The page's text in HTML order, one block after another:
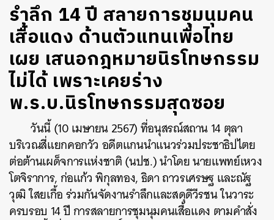
รำลึก 14 ปี สลายการชุมนุมคน
เสื้อแดง ด้านตัวแทนเพื่อไทย
เผย เสนอกฎหมายนิรโทษกรรม
ไม่ได้ เพราะเคยร่าง
พ.ร.บ.นิรโทษกรรมสุดซอย
วันนี้ (10 เมษายน 2567) ที่อนุสรณ์สถาน 14 ตุลา
บริเวณสี่แยกคอกวัว อดีตแกนนำแนวร่วมประชาธิปไตย
ต่อต้านเผด็จการแห่งชาติ (นปช.) นำโดย นายแพทย์เหวง
โตจิราการ, ก่อแก้ว พิกุลทอง, ธิดา ถาวรเศรษฐ และณัฐ
วุฒิ ใสยเกื้อ ร่วมกันจัดงานรำลึกและสดุดีวีรชน ในวาระ
ครบรอบ 14 ปี การสลายการชุมนุมคนเสื้อแดง ตามคำสั่ง